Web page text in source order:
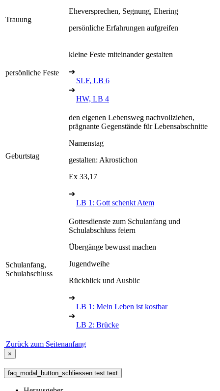
Trauung
Eheversprechen, Segnung, Ehering
persönliche Erfahrungen aufgreifen
persönliche Feste
kleine Feste miteinander gestalten
➔
SLF, LB 6
➔
HW, LB 4
Geburtstag
den eigenen Lebensweg nachvollziehen,
prägnante Gegenstände für Lebensabschnitte
Namenstag
gestalten: Akrostichon
Ex 33,17
➔
LB 1: Gott schenkt Atem
Schulanfang,
Schulabschluss
Gottesdienste zum Schulanfang und
Schulabschluss feiern
Übergänge bewusst machen
Jugendweihe
Rückblick und Ausblic
➔
LB 1: Mein Leben ist kostbar
➔
LB 2: Brücke
Zurück zum Seitenanfang
×
faq_modal_button_schliessen test text